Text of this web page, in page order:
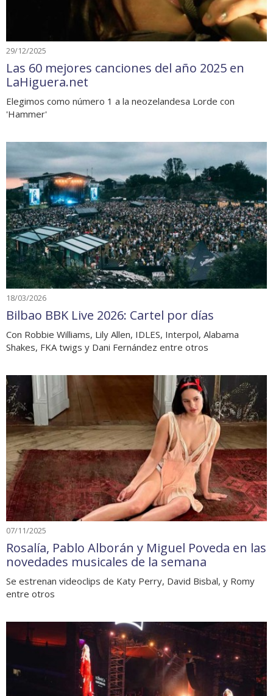
29/12/2025
Las 60 mejores canciones del año 2025 en
LaHiguera.net
Elegimos como número 1 a la neozelandesa Lorde con
'Hammer'
18/03/2026
Bilbao BBK Live 2026: Cartel por días
Con Robbie Williams, Lily Allen, IDLES, Interpol, Alabama
Shakes, FKA twigs y Dani Fernández entre otros
07/11/2025
Rosalía, Pablo Alborán y Miguel Poveda en las
novedades musicales de la semana
Se estrenan videoclips de Katy Perry, David Bisbal, y Romy
entre otros